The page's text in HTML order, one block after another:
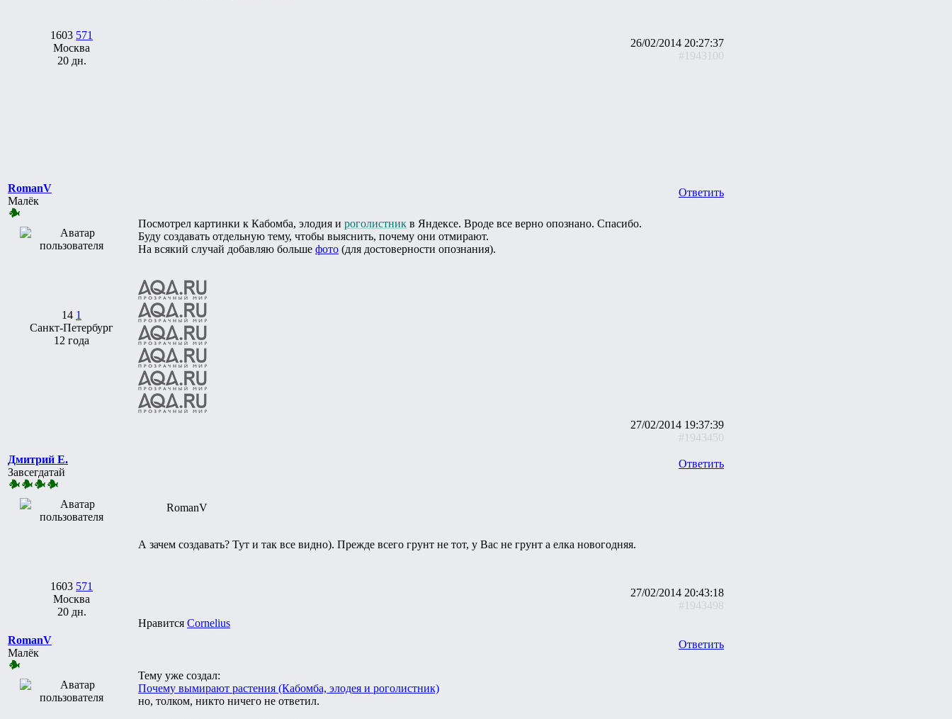
1603 571
Москва
20 дн.
26/02/2014 20:27:37
#1943100
RomanV
Малёк
14 1
Санкт-Петербург
12 года
Ответить
Посмотрел картинки к Кабомба, элодия и роголистник в Яндексе. Вроде все верно опознано. Спасибо.
Буду создавать отдельную тему, чтобы выяснить, почему они отмирают.
На всякий случай добавляю больше фото (для достоверности опознания).
27/02/2014 19:37:39
#1943450
Дмитрий Е.
Завсегдатай
1603 571
Москва
20 дн.
Ответить
RomanV
А зачем создавать? Тут и так все видно). Прежде всего грунт не тот, у Вас не грунт а елка новогодняя.
27/02/2014 20:43:18
#1943498
Нравится Cornelius
RomanV
Малёк
Ответить
Тему уже создал:
Почему вымирают растения (Кабомба, элодея и роголистник)
но, толком, никто ничего не ответил.